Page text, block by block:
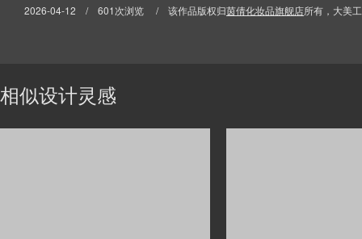
2026-04-12 / 601次浏览 / 该作品版权归茵倩化妆品旗舰店所有，大美
相似设计灵感